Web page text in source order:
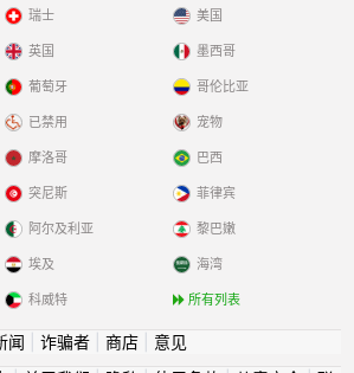
瑞士
英国
葡萄牙
已禁用
美国
墨西哥
哥伦比亚
宠物
摩洛哥
突尼斯
阿尔及利亚
埃及
科威特
巴西
菲律宾
黎巴嫩
海湾
所有列表
闻 诈骗者| 商店| 意见